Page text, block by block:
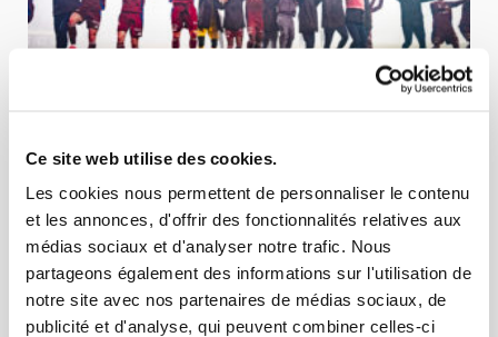
Ce site web utilise des cookies.
Les cookies nous permettent de personnaliser le contenu
et les annonces, d'offrir des fonctionnalités relatives aux
médias sociaux et d'analyser notre trafic. Nous
partageons également des informations sur l'utilisation de
notre site avec nos partenaires de médias sociaux, de
publicité et d'analyse, qui peuvent combiner celles-ci
6
ÉQUIPE PREMIÈRE 02 MARS 2025
FC LAUSANNE-SPORT - SERVETTE FC 0-1